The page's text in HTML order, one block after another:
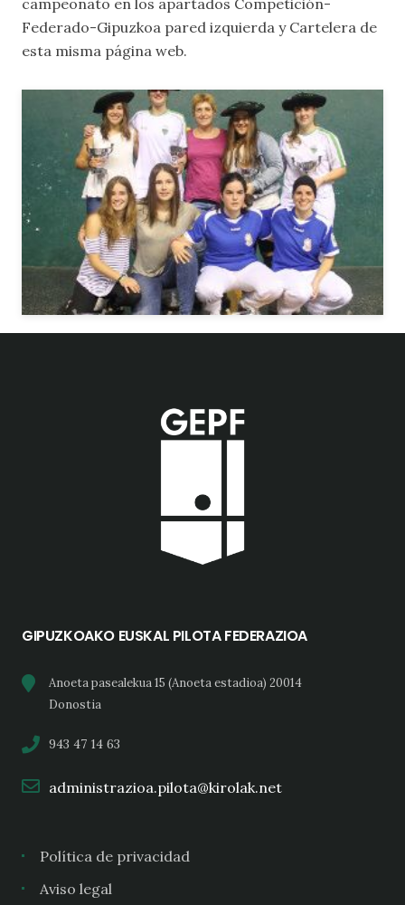
campeonato en los apartados Competición-
Federado-Gipuzkoa pared izquierda y Cartelera de
esta misma página web.
GIPUZKOAKO EUSKAL PILOTA FEDERAZIOA
Anoeta pasealekua 15 (Anoeta estadioa) 20014
Donostia
943 47 14 63
administrazioa.pilota@kirolak.net
Política de privacidad
Aviso legal